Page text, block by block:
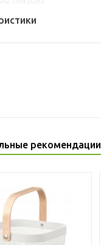
рекомендации